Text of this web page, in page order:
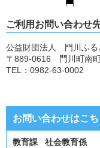
ご利用お問い合わせ
公益財団法人 門川ふる
〒889-0616 門川町南
TEL：0982-63-0002
お問い合わせはこち
教育課 社会教育係